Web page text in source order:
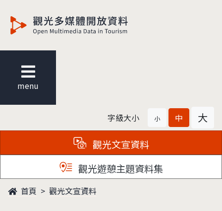
menu
字級大小 小 中 大
觀光文宣資料
觀光遊憩主題資料集
首頁 觀光文宣資料